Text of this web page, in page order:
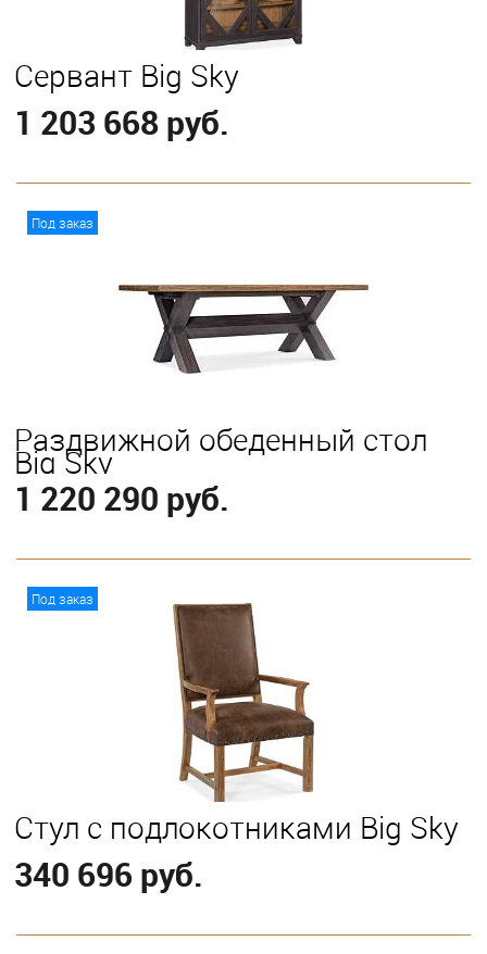
Сервант Big Sky
1 203 668 руб.
Под заказ
Раздвижной обеденный стол
Big Sky
1 220 290 руб.
Под заказ
Стул с подлокотниками Big Sky
340 696 руб.